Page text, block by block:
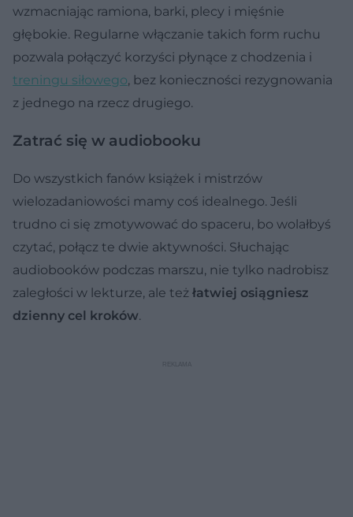
wzmacniając ramiona, barki, plecy i mięśnie
głębokie. Regularne włączanie takich form ruchu
pozwala połączyć korzyści płynące z chodzenia i
treningu siłowego, bez konieczności rezygnowania
z jednego na rzecz drugiego.
Zatrać się w audiobooku
Do wszystkich fanów książek i mistrzów
wielozadaniowości mamy coś idealnego. Jeśli
trudno ci się zmotywować do spaceru, bo wolałbyś
czytać, połącz te dwie aktywności. Słuchając
audiobooków podczas marszu, nie tylko nadrobisz
zaległości w lekturze, ale też łatwiej osiągniesz
dzienny cel kroków.